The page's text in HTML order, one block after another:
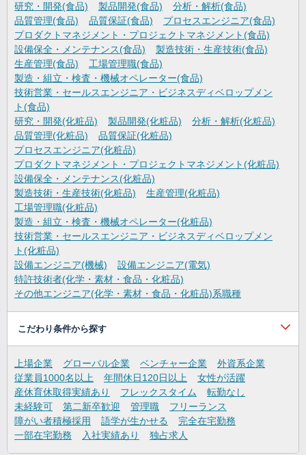
研究・開発(食品)
製品開発(食品)
分析・解析(食品)
品質管理(食品)
品質保証(食品)
プロセスエンジニア(食品)
プロダクトマネジメント・プロジェクトマネジメント(食品)
設備保全・メンテナンス(食品)
製造技術・生産技術(食品)
生産管理(食品)
工場管理職(食品)
製造・組立・検査・機械オペレーター(食品)
技術営業・セールスエンジニア・ビジネスディベロップメン
ト(食品)
研究・開発(化粧品)
製品開発(化粧品)
分析・解析(化粧品)
品質管理(化粧品)
品質保証(化粧品)
プロセスエンジニア(化粧品)
プロダクトマネジメント・プロジェクトマネジメント(化粧品)
設備保全・メンテナンス(化粧品)
製造技術・生産技術(化粧品)
生産管理(化粧品)
工場管理職(化粧品)
製造・組立・検査・機械オペレーター(化粧品)
技術営業・セールスエンジニア・ビジネスディベロップメン
ト(化粧品)
設備エンジニア(機械)
設備エンジニア(電気)
特許技術者(化学・素材・食品・化粧品)
その他エンジニア(化学・素材・食品・化粧品)系職種
こだわり条件から探す
上場企業 グローバル企業 ベンチャー企業
外資系企業
従業員1000名以上
年間休日120日以上
女性が活躍
産休育休取得実績あり
フレックスタイム
転勤なし
未経験可
第二新卒歓迎 管理職
フリーランス
障がい者積極採用
語学が生かせる
完全在宅勤務
一部在宅勤務
入社実績あり 独占求人